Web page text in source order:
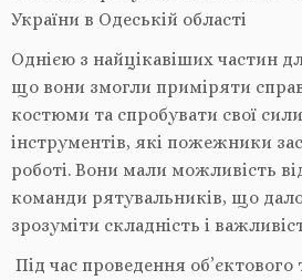
України в Одеській області
Однією з найцікавіших частин
що вони змогли приміряти
костюми та спробувати свої
інструментів, які пожежники
роботі. Вони мали можливість
команди рятувальників, що
зрозуміти складність і
Під час проведення об’єктового